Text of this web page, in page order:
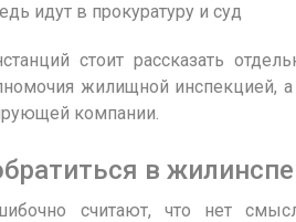
идут в прокуратуру и суд
стоит рассказать
жилищной инспекцией,
компании.
в
считают, что нет